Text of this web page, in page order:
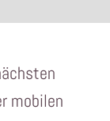
mobilen